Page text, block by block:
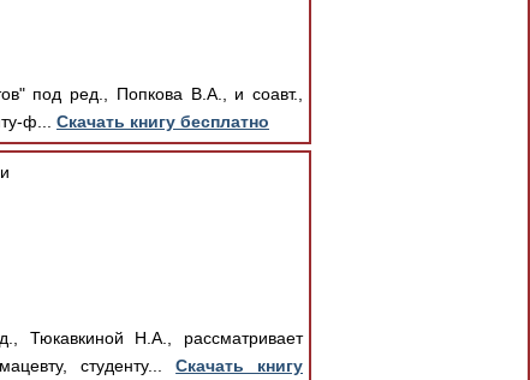
под ред., Попкова В.А., и соавт.,
ф... Скачать книгу бесплатно
Тюкавкиной Н.А., рассматривает
студенту...Скачать книгу